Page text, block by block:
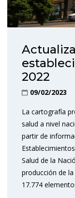
2022
09/02/2023
La cartografía
salud a nivel
partir de
Salud de la
producción de
17.774